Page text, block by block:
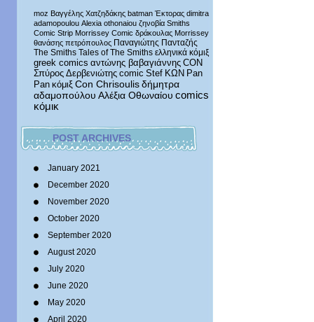
moz Βαγγέλης Χατζηδάκης batman Έκτορας dimitra
adamopoulou Alexia othonaiou ζηνοβία Smiths
Comic Strip Morrissey Comic δράκουλας Morrissey
θανάσης πετρόπουλος Παναγιώτης Πανταζής
The Smiths Tales of The Smiths ελληνικά κόμιξ
greek comics αντώνης βαβαγιάννης CON
Σπύρος Δερβενιώτης comic Stef ΚΩΝ Pan
Pan κόμιξ Con Chrisoulis δήμητρα
αδαμοπούλου Αλέξια Οθωναίου comics
κόμικ
POST ARCHIVES
January 2021
December 2020
November 2020
October 2020
September 2020
August 2020
July 2020
June 2020
May 2020
April 2020